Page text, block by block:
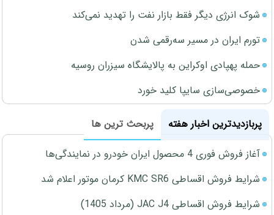
شوک انرژی دیگر فقط بازار نفت را تهدید نمی‌کند
تورم ایران در مسیر سه‌رقمی شدن
حمله پهپادی اوکراین به پالایشگاه سیزران روسیه
خصوصی‌سازی سایپا کلید خورد
پربازدیدترین اخبار هفته
پربحث ترین ها
آغاز فروش فوری 4 محصول ایران خودرو در نمایندگی‌ها
شرایط فروش اقساطی KMC SR6 کرمان موتور اعلام شد
شرایط فروش اقساطی JAC J4 (مرداد 1405)